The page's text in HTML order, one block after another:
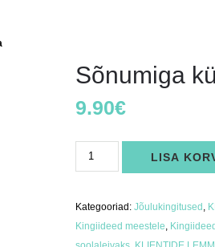
Sõnumiga
9.90€
küünal
"Suhe"
LISA
Kategooriad:Jõulukingitused
Kingiideed meestele